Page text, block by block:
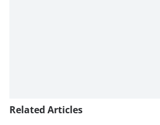
Related Articles